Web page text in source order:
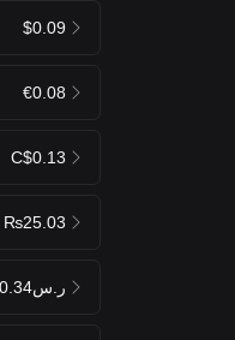
$0.09
€0.08
C$0.13
₨25.03
ر.س0.34